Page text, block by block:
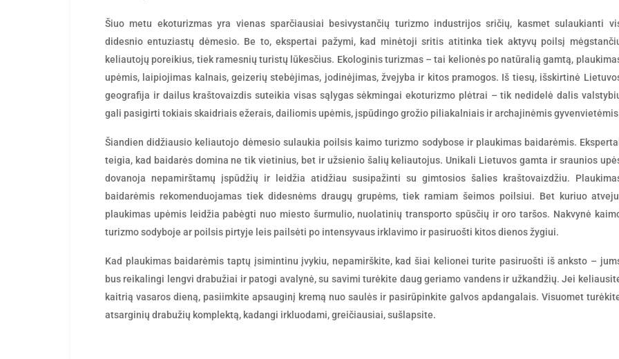
Šiuo metu ekoturizmas yra vienas sparčiausiai besivystančių turizmo industrijos sričių, kasmet sulaukianti
didesnio entuziastų dėmesio. Be to, ekspertai pažymi, kad minėtoji sritis atitinka tiek aktyvų poilsį
keliautojų poreikius, tiek ramesnių turistų lūkesčius. Ekologinis turizmas – tai kelionės po natūralią gamtą,
upėmis, laipiojimas kalnais, geizerių stebėjimas, jodinėjimas, žvejyba ir kitos pramogos. Iš tiesų, išskirtinė
geografija ir dailus kraštovaizdis suteikia visas sąlygas sėkmingai ekoturizmo plėtrai – tik nedidelė dalis
gali pasigirti tokiais skaidriais ežerais, dailiomis upėmis, įspūdingo grožio piliakalniais ir archajinėmis
Šiandien didžiausio keliautojo dėmesio sulaukia poilsis kaimo turizmo sodybose ir plaukimas baidarėmis.
teigia, kad baidarės domina ne tik vietinius, bet ir užsienio šalių keliautojus. Unikali Lietuvos gamta ir sraunios
dovanoja nepamirštamų įspūdžių ir leidžia atidžiau susipažinti su gimtosios šalies kraštovaizdžiu.
baidarėmis rekomenduojamas tiek didesnėms draugų grupėms, tiek ramiam šeimos poilsiui. Bet kuriuo
plaukimas upėmis leidžia pabėgti nuo miesto šurmulio, nuolatinių transporto spūsčių ir oro taršos. Nakvynė
turizmo sodyboje ar poilsis pirtyje leis pailsėti po intensyvaus irklavimo ir pasiruošti kitos dienos žygiui.
Kad plaukimas baidarėmis taptų įsimintinu įvykiu, nepamirškite, kad šiai kelionei turite pasiruošti iš anksto –
bus reikalingi lengvi drabužiai ir patogi avalynė, su savimi turėkite daug geriamo vandens ir užkandžių. Jei
kaitrią vasaros dieną, pasiimkite apsauginį kremą nuo saulės ir pasirūpinkite galvos apdangalais. Visuomet
atsarginių drabužių komplektą, kadangi irkluodami, greičiausiai, sušlapsite.